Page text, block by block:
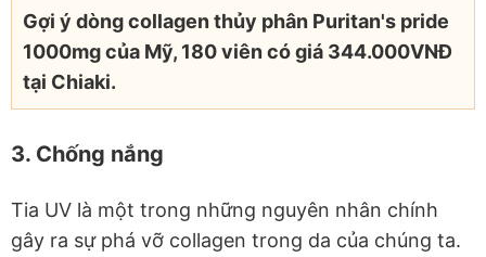
Gợi ý dòng collagen thủy phân Puritan's pride
1000mg của Mỹ, 180 viên có giá 344.000VNĐ
tại Chiaki.
3. Chống nắng
Tia UV là một trong những nguyên nhân chính
gây ra sự phá vỡ collagen trong da của chúng ta.